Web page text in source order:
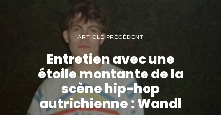
ARTICLE PRÉCÉDENT
Entretien avec une
étoile montante de la
scène hip-hop
autrichienne : Wandl